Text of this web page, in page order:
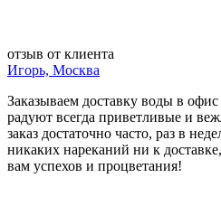
отзыв от клиента
Игорь, Москва
Заказываем доставку воды в
радуют всегда приветливые и
заказ достаточно часто, раз в
никаких нареканий ни к
вам успехов и процветания!